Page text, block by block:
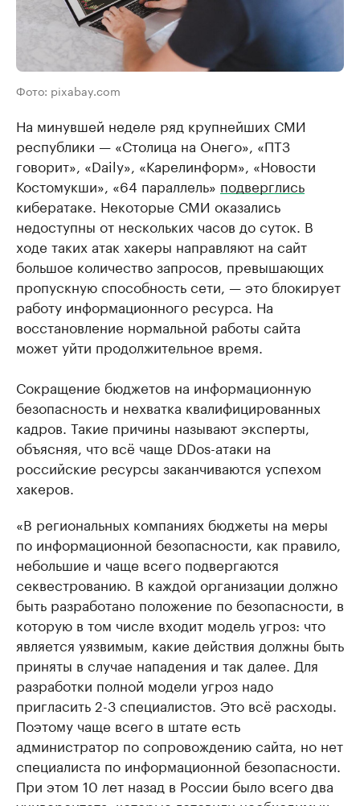
Фото: pixabay.com
На минувшей неделе ряд крупнейших СМИ
республики — «Столица на Онего», «ПТЗ
говорит», «Daily», «Карелинформ», «Новости
Костомукши», «64 параллель» подверглись
кибератаке. Некоторые СМИ оказались
недоступны от нескольких часов до суток. В
ходе таких атак хакеры направляют на сайт
большое количество запросов, превышающих
пропускную способность сети, — это блокирует
работу информационного ресурса. На
восстановление нормальной работы сайта
может уйти продолжительное время.
Сокращение бюджетов на информационную
безопасность и нехватка квалифицированных
кадров. Такие причины называют эксперты,
объясняя, что всё чаще DDos-атаки на
российские ресурсы заканчиваются успехом
хакеров.
«В региональных компаниях бюджеты на меры
по информационной безопасности, как правило,
небольшие и чаще всего подвергаются
секвестрованию. В каждой организации должно
быть разработано положение по безопасности, в
которую в том числе входит модель угроз: что
является уязвимым, какие действия должны быть
приняты в случае нападения и так далее. Для
разработки полной модели угроз надо
пригласить 2-3 специалистов. Это всё расходы.
Поэтому чаще всего в штате есть
администратор по сопровождению сайта, но нет
специалиста по информационной безопасности.
При этом 10 лет назад в России было всего два